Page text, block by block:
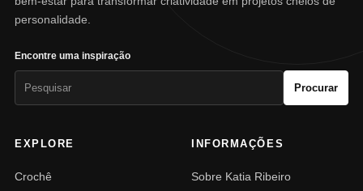
personalidade.
Encontre uma inspiração
Procurar
EXPLORE
Crochê
INFORMAÇÕES
Sobre Katia Ribeiro